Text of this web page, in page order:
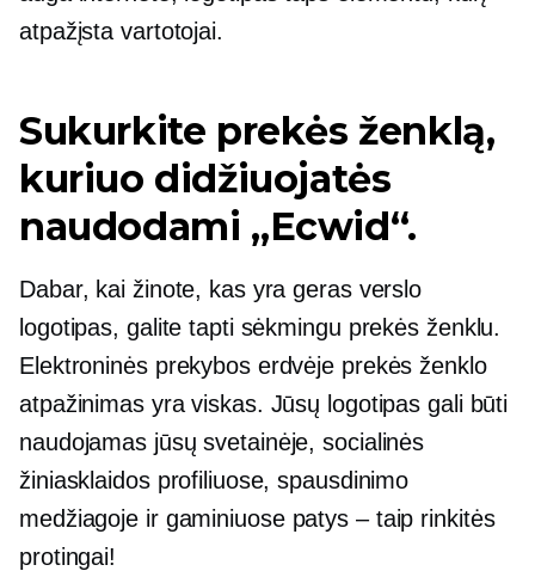
atpažįsta vartotojai.
Sukurkite prekės ženklą,
kuriuo didžiuojatės
naudodami „Ecwid“.
Dabar, kai žinote, kas yra geras verslo
logotipas, galite tapti sėkmingu prekės ženklu.
Elektroninės prekybos erdvėje prekės ženklo
atpažinimas yra viskas. Jūsų logotipas gali būti
naudojamas jūsų svetainėje, socialinės
žiniasklaidos profiliuose, spausdinimo
medžiagoje ir gaminiuose patys – taip rinkitės
protingai!